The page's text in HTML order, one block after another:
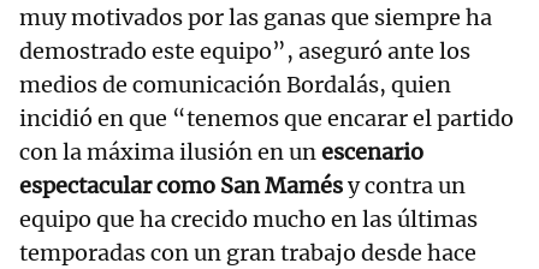
muy motivados por las ganas que siempre ha
demostrado este equipo”, aseguró ante los
medios de comunicación Bordalás, quien
incidió en que “tenemos que encarar el partido
con la máxima ilusión en unescenario
espectacular como San Mamésy contra un
equipo que ha crecido mucho en las últimas
temporadas con un gran trabajo desde hace